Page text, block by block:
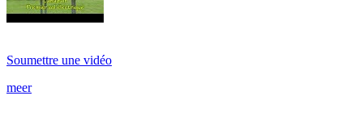
Soumettre une vidéo
meer